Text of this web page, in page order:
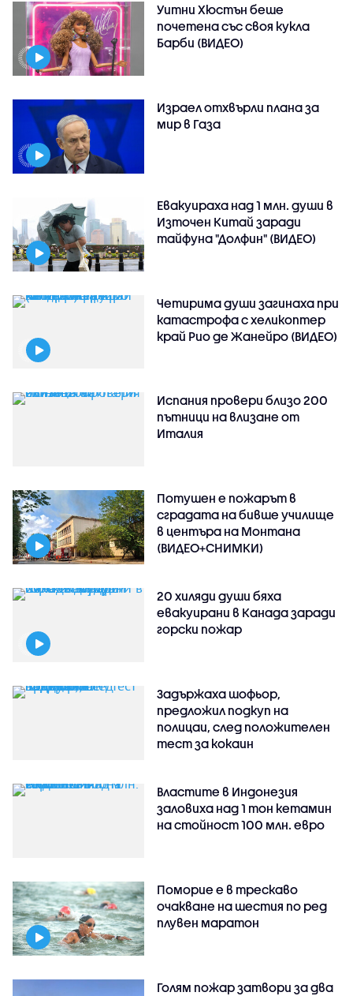
Уитни Хюстън беше
почетена със своя кукла
Барби (ВИДЕО)
Израел отхвърли плана за
мир в Газа
Евакуираха над 1 млн. души в
Източен Китай заради
тайфуна "Долфин" (ВИДЕО)
Четирима души загинаха при
катастрофа с хеликоптер
край Рио де Жанейро (ВИДЕО)
Испания провери близо 200
пътници на влизане от
Италия
Потушен е пожарът в
сградата на бивше училище
в центъра на Монтана
(ВИДЕО+СНИМКИ)
20 хиляди души бяха
евакуирани в Канада заради
горски пожар
Задържаха шофьор,
предложил подкуп на
полицаи, след положителен
тест за кокаин
Властите в Индонезия
заловиха над 1 тон кетамин
на стойност 100 млн. евро
Поморие е в трескаво
очакване на шестия по ред
плувен маратон
Голям пожар затвори за два